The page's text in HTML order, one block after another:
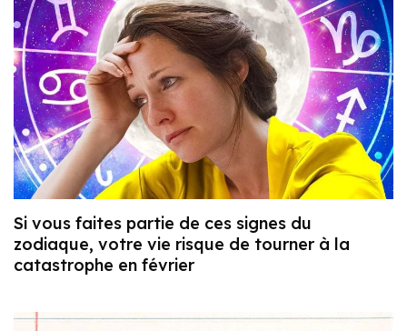
Si vous faites partie de ces signes du
zodiaque, votre vie risque de tourner à la
catastrophe en février